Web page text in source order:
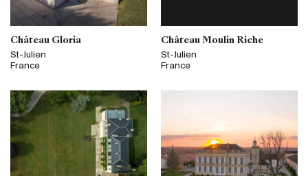
Château Gloria
St-Julien
France
Château Moulin Riche
St-Julien
France